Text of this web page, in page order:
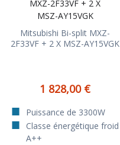
Mitsubishi Bi-split MXZ-
2F33VF + 2 X MSZ-AY15VGK
1 828,00 €
Puissance de 3300W
Classe énergétique froid
A++